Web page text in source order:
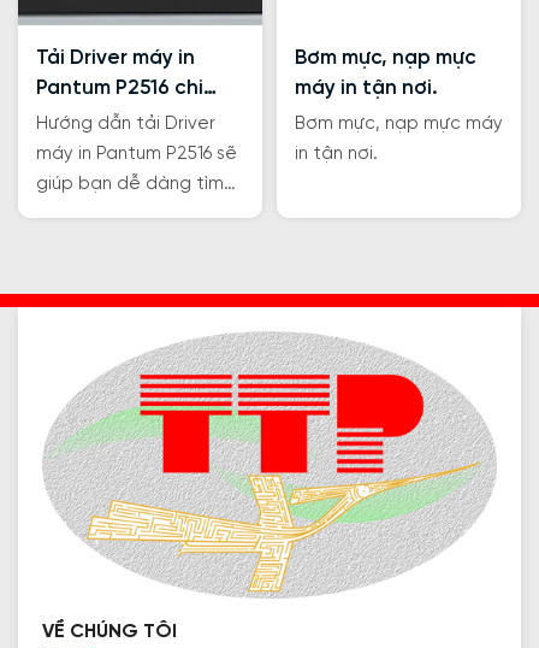
Tải Driver máy in
Pantum P2516 chi
tiết
Hướng dẫn tải Driver
máy in Pantum P2516 sẽ
giúp bạn dễ dàng tìm
kiếm tải đúng phiên bản
đang sử dụng.
Bơm mực, nạp mực
máy in tận nơi.
Bơm mực, nạp mực máy
in tận nơi.
VỀ CHÚNG TÔI